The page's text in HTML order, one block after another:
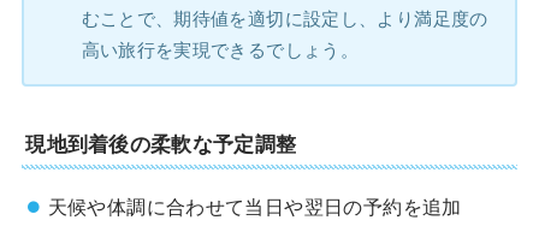
むことで、期待値を適切に設定し、より満足度の
高い旅行を実現できるでしょう。
現地到着後の柔軟な予定調整
天候や体調に合わせて当日や翌日の予約を追加